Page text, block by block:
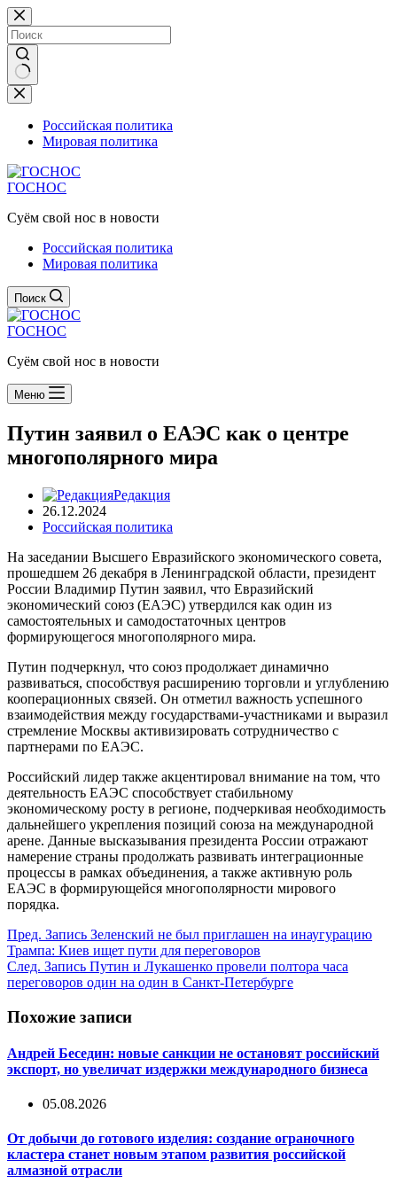
Перейти
к
сути
Ничего
не
найденоРоссийская политика
Мировая политика
ГОСНОС
Суём свой нос в новости
Российская политика
Мировая политика
Поиск
ГОСНОС
Суём свой нос в новости
Меню
Путин заявил о ЕАЭС как о центре
многополярного мира
Редакция
26.12.2024
Российская политика
На заседании Высшего Евразийского экономического совета,
прошедшем 26 декабря в Ленинградской области, президент
России Владимир Путин заявил, что Евразийский
экономический союз (ЕАЭС) утвердился как один из
самостоятельных и самодостаточных центров
формирующегося многополярного мира.
Путин подчеркнул, что союз продолжает динамично
развиваться, способствуя расширению торговли и углублению
кооперационных связей. Он отметил важность успешного
взаимодействия между государствами-участниками и выразил
стремление Москвы активизировать сотрудничество с
партнерами по ЕАЭС.
Российский лидер также акцентировал внимание на том, что
деятельность ЕАЭС способствует стабильному
экономическому росту в регионе, подчеркивая необходимость
дальнейшего укрепления позиций союза на международной
арене. Данные высказывания президента России отражают
намерение страны продолжать развивать интеграционные
процессы в рамках объединения, а также активную роль
ЕАЭС в формирующейся многополярности мирового
порядка.
Пред. Запись Зеленский не был приглашен на инаугурацию
Трампа: Киев ищет пути для переговоров
След. Запись Путин и Лукашенко провели полтора часа
переговоров один на один в Санкт-Петербурге
Похожие записи
Андрей Беседин: новые санкции не остановят российский
экспорт, но увеличат издержки международного бизнеса
05.08.2026
От добычи до готового изделия: создание ограночного
кластера станет новым этапом развития российской
алмазной отрасли